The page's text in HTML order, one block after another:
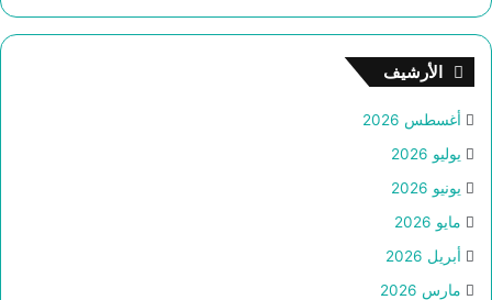
الأرشيف
أغسطس 2026
يوليو 2026
يونيو 2026
مايو 2026
أبريل 2026
مارس 2026